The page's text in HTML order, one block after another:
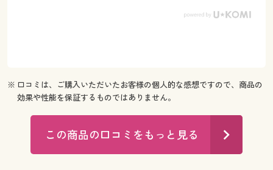
※ 口コミは、ご購入いただいたお客様の個人的な感想ですので、商品の
効果や性能を保証するものではありません。
この商品の口コミをもっと見る